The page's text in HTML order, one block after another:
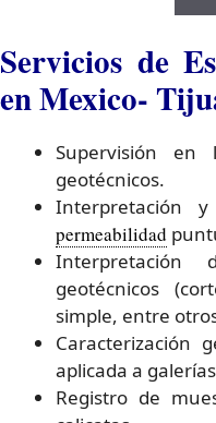
Servicios de
en Mexico-
Supervisión en
geotécnicos.
Interpretación
permeabilidad
Interpretación
geotécnicos
simple, entre
Caracterización
aplicada a
Registro de